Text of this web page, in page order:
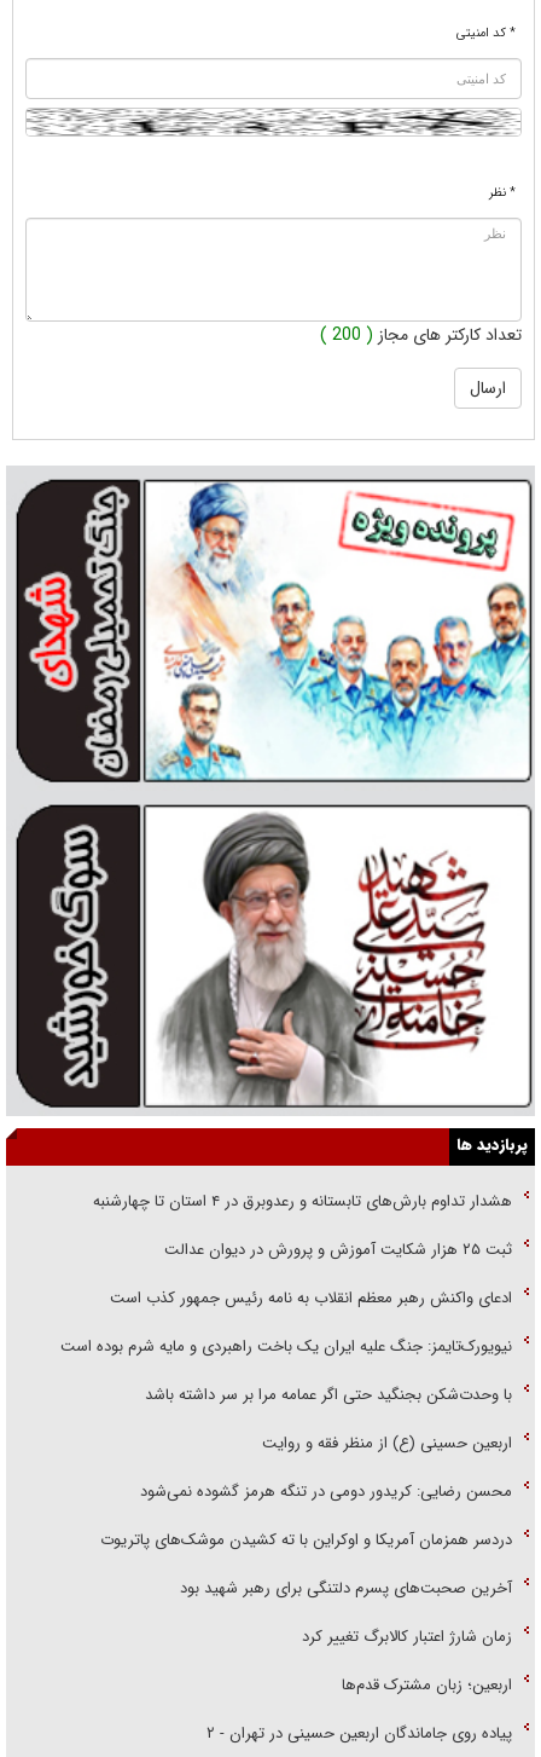
* کد امنیتی
* نظر
تعداد کارکتر های مجاز ( 200 )
پربازدید ها
هشدار تداوم بارش‌های تابستانه و رعدوبرق در ۴ استان تا چهارشنبه
ثبت ۲۵ هزار شکایت آموزش و پرورش در دیوان عدالت
ادعای واکنش رهبر معظم انقلاب به نامه رئیس جمهور کذب است
نیویورک‌تایمز: جنگ علیه ایران یک باخت راهبردی و مایه شرم بوده است
با وحدت‌شکن بجنگید حتی اگر عمامه مرا بر سر داشته باشد
اربعین حسینی (ع) از منظر فقه و روایت
محسن رضایی: کریدور دومی در تنگه هرمز گشوده نمی‌شود
دردسر همزمان آمریکا و اوکراین با ته کشیدن موشک‌های پاتریوت
آخرین صحبت‌های پسرم دلتنگی برای رهبر شهید بود
زمان شارژ اعتبار کالابرگ تغییر کرد
اربعین؛ زبان مشترک قدم‌ها
پیاده روی جاماندگان اربعین حسینی در تهران - ۲